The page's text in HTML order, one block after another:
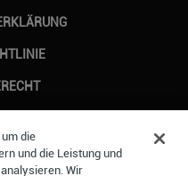
UNS AUF INSTAGRAM
SIE UNS AUF FACEBOOK
FOLGEN SIE UNS AUF
UNS AUF
die
und die Leistung und
Wir